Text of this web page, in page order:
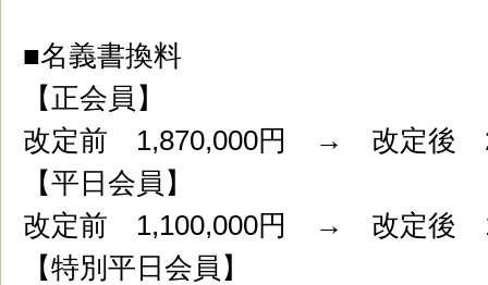
■名義書換料
【正会員】
改定前 1,870,000円 → 改定後
【平日会員】
改定前 1,100,000円 → 改定後
【特別平日会員】